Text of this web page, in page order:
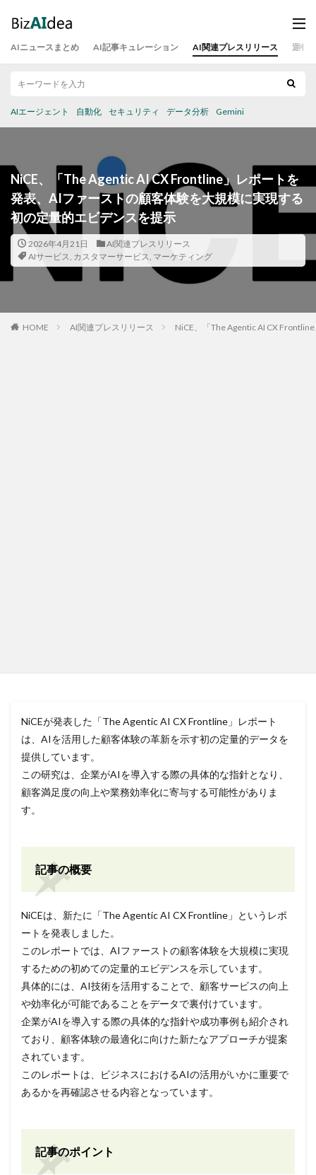
AIニュースまとめ AI記事キュレーション AI関連プレスリリース 運営
AIエージェント 自動化 セキュリティ データ分析 Gemini
NiCE、「The Agentic AI CX Frontline」レポートを
発表、AIファーストの顧客体験を大規模に実現する
初の定量的エビデンスを提示
2026年4月21日
AI関連プレスリリース
AIサービス, カスタマーサービス, マーケティング
HOME AI関連プレスリリース NiCE、「The Agentic AI CX
NiCEが発表した「The Agentic AI CX Frontline」レポート
は、AIを活用した顧客体験の革新を示す初の定量的データを
提供しています。
この研究は、企業がAIを導入する際の具体的な指針となり、
顧客満足度の向上や業務効率化に寄与する可能性がありま
す。
記事の概要
NiCEは、新たに「The Agentic AI CX Frontline」というレポ
ートを発表しました。
このレポートでは、AIファーストの顧客体験を大規模に実現
するための初めての定量的エビデンスを示しています。
具体的には、AI技術を活用することで、顧客サービスの向上
や効率化が可能であることをデータで裏付けています。
企業がAIを導入する際の具体的な指針や成功事例も紹介され
ており、顧客体験の最適化に向けた新たなアプローチが提案
されています。
このレポートは、ビジネスにおけるAIの活用がいかに重要で
あるかを再確認させる内容となっています。
記事のポイント